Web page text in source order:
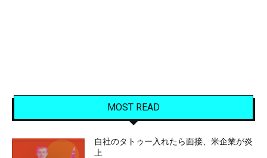
MOST READ
自社のタトゥー入れたら面接、米企業が炎
上